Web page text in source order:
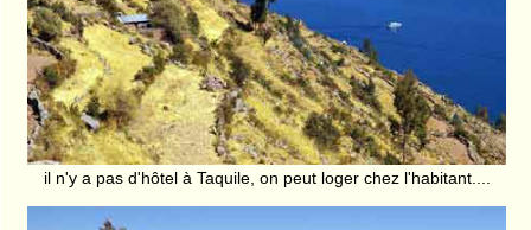
il n'y a pas d'hôtel à Taquile, on peut loger chez l'habitant....